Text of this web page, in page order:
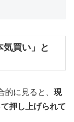
気買い」と
に見ると、 現
押し上げられて